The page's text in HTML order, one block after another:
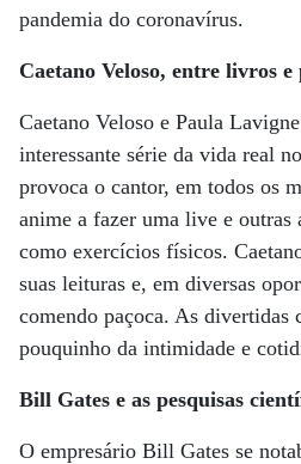
pandemia do coronavírus.
Caetano Veloso, entre livros e
Caetano Veloso e Paula
interessante série da vida real
provoca o cantor, em todos os
anime a fazer uma live e outras
como exercícios físicos.
suas leituras e, em diversas
comendo paçoca. As divertidas
pouquinho da intimidade e
Bill Gates e as pesquisas
O empresário Bill Gates se